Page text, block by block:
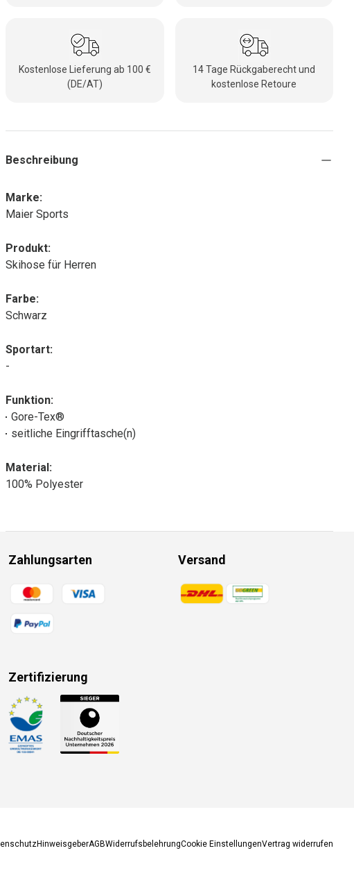
Kostenlose Lieferung ab 100 €
(DE/AT)
14 Tage Rückgaberecht und
kostenlose Retoure
Beschreibung
Marke:
Maier Sports
Produkt:
Skihose für Herren
Farbe:
Schwarz
Sportart:
-
Funktion:
Gore-Tex®
seitliche Eingrifftasche(n)
Material:
100% Polyester
Zahlungsarten
Zahlungsmethoden
Versand
Zahlungsmethoden
Zertifizierung
Zahlungsmethoden
HinweisgeberAGBWiderrufsbelehrungCookie EinstellungenVertrag widerrufen